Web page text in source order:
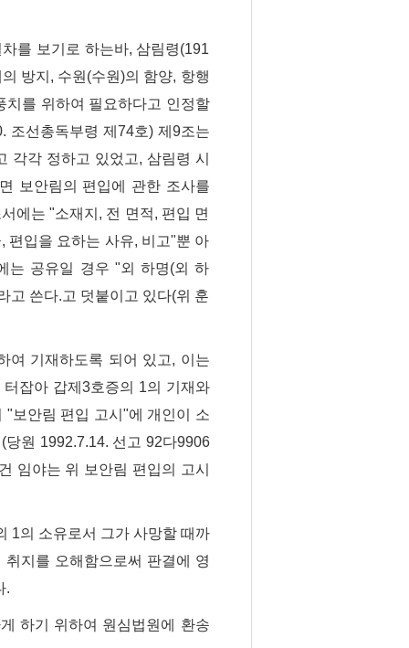
를 보기로 하는바, 삼림령(191
방지, 수원(수원)의 함양, 항행
치를 위하여 필요하다고 인정할
조선총독부령 제74호) 제9조는
각각 정하고 있었고, 삼림령 시
보안림의 편입에 관한 조사를
에는 "소재지, 전 면적, 편입 면
편입을 요하는 사유, 비고"뿐 아
는 공유일 경우 "외 하명(외 하
고 쓴다.고 덧붙이고 있다(위 훈
여 기재하도록 되어 있고, 이는
잡아 갑제3호증의 1의 기재와
"보안림 편입 고시"에 개인이 소
(당원 1992.7.14. 선고 92다9906
임야는 위 보안림 편입의 고시
1의 소유로서 그가 사망할 때까
지를 오해함으로써 판결에 영
.
하기 위하여 원심법원에 환송